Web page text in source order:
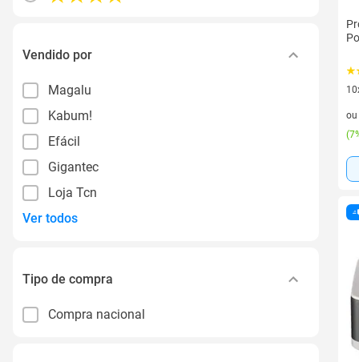
Vendido por
Magalu
Kabum!
Efácil
Gigantec
Loja Tcn
Ver todos
Tipo de compra
Compra nacional
ou
(